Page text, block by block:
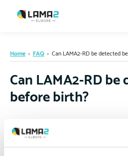
Home › FAQ › Can LAMA2-RD be detected
Can LAMA2-RD
before birth?
In families where the specific gene